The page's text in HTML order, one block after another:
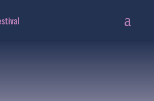
VOKALKE